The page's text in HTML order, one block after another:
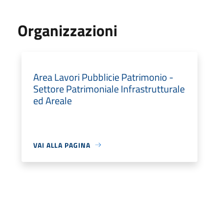
Organizzazioni
Area Lavori Pubblicie Patrimonio -
Settore Patrimoniale Infrastrutturale
ed Areale
VAI ALLA PAGINA